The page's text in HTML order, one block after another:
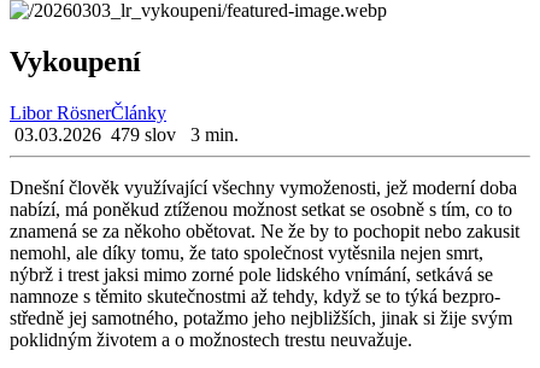
Vykoupení
Libor RösnerČlánky
03.03.2026 479 slov 3 min.
Dneš­ní člo­věk vy­u­ží­va­jí­cí všech­ny vy­mo­že­nos­ti, jež mo­der­ní doba
na­bí­zí, má po­ně­kud ztí­že­nou mož­nost se­tkat se osob­ně s tím, co to
zna­me­ná se za ně­ko­ho obě­to­vat. Ne že by to po­cho­pit nebo za­ku­sit
ne­mohl, ale díky tomu, že tato spo­leč­nost vy­těs­ni­la nejen smrt,
nýbrž i trest jaksi mimo zorné pole lid­ské­ho vní­má­ní, se­tká­vá se
namno­ze s tě­mi­to sku­teč­nost­mi až tehdy, když se to týká bez­pro­
střed­ně jej sa­mot­né­ho, po­taž­mo jeho nej­bliž­ších, jinak si žije svým
po­klid­ným ži­vo­tem a o mož­nos­tech tres­tu ne­u­va­žu­je.